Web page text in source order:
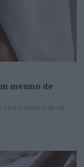
mesmo de
efeitos nocivos do sol